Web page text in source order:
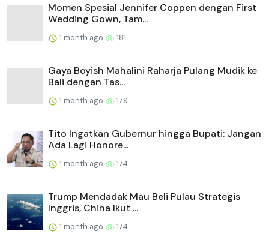
Momen Spesial Jennifer Coppen dengan First
Wedding Gown, Tam...
1 month ago 181
Gaya Boyish Mahalini Raharja Pulang Mudik ke
Bali dengan Tas...
1 month ago 179
Tito Ingatkan Gubernur hingga Bupati: Jangan
Ada Lagi Honore...
1 month ago 174
Trump Mendadak Mau Beli Pulau Strategis
Inggris, China Ikut ...
1 month ago 174